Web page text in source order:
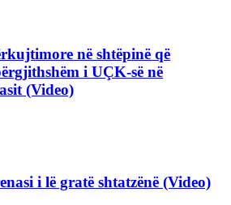
në shtëpinë që
i UÇK-së në
(Video)
i lë gratë shtatzënë (Video)